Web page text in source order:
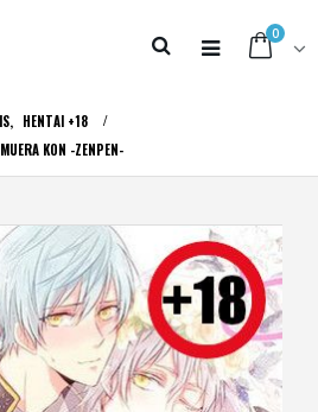
0
, HENTAI +18
KON -ZENPEN-